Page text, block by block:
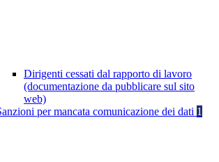
Dirigenti cessati dal rapporto di lavoro
(documentazione da pubblicare sul sito
web)
per mancata comunicazione dei dati 1